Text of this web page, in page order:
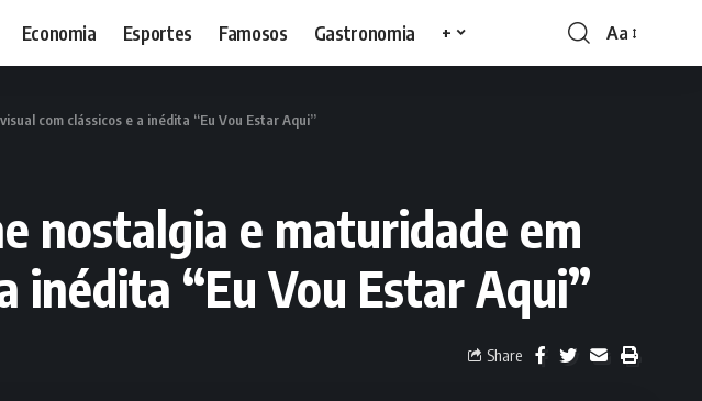
Economia Esportes Famosos Gastronomia + Aa
com clássicos e a inédita “Eu Vou Estar Aqui”
nostalgia e maturidade em
inédita “Eu Vou Estar Aqui”
Share